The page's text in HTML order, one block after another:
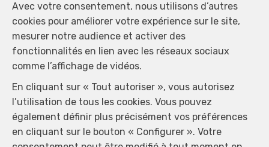
Avec votre consentement, nous utilisons d’autres
cookies pour améliorer votre expérience sur le site,
mesurer notre audience et activer des
fonctionnalités en lien avec les réseaux sociaux
comme l’affichage de vidéos.
En cliquant sur « Tout autoriser », vous autorisez
l’utilisation de tous les cookies. Vous pouvez
également définir plus précisément vos préférences
en cliquant sur le bouton « Configurer ». Votre